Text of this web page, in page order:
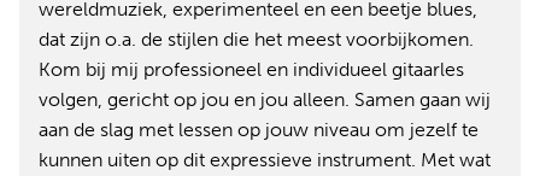
wereldmuziek, experimenteel en een beetje blues,
dat zijn o.a. de stijlen die het meest voorbijkomen.
Kom bij mij professioneel en individueel gitaarles
volgen, gericht op jou en jou alleen. Samen gaan wij
aan de slag met lessen op jouw niveau om jezelf te
kunnen uiten op dit expressieve instrument. Met wat